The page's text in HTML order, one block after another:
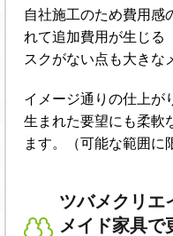
自社施工のため費用感
れて追加費用が生じる
スクがない点も大きな
イメージ通りの仕上が
生まれた要望にも柔軟
ます。（可能な範囲に
ツバメクリエ
メイド家具で